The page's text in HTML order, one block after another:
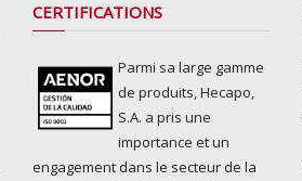
CERTIFICATIONS
Parmi sa large gamme
de produits, Hecapo,
S.A. a pris une
importance et un
engagement dans le secteur de la